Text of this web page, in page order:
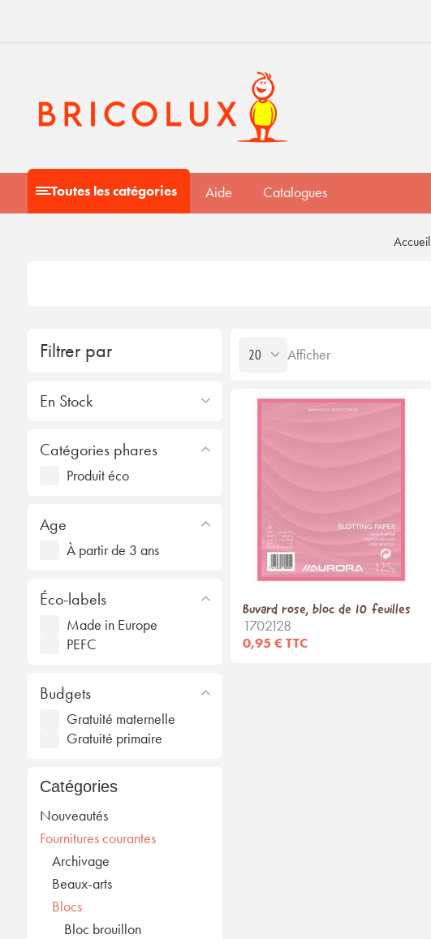
Toutes les catégories Aide Catalogues
Accueil
Filtrer par
En Stock
Catégories phares
Produit éco
Age
À partir de 3 ans
Éco-labels
Made in Europe
PEFC
Budgets
Gratuité maternelle
Gratuité primaire
Catégories
Nouveautés
Fournitures courantes
Archivage
Beaux-arts
Blocs
Bloc brouillon
Afficher
Buvard rose, bloc de 10 feuilles
1702128
0,95 € TTC